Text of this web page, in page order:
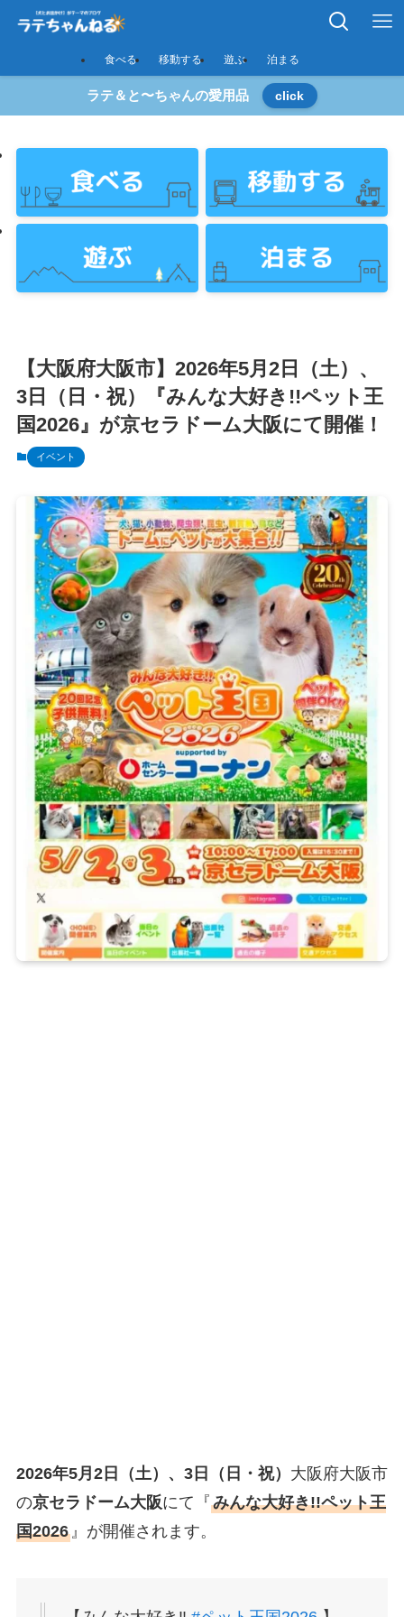
食べる 移動する 遊ぶ 泊まる
ラテ＆と〜ちゃんの愛用品 click
【大阪府大阪市】2026年5月2日（土）、
3日（日・祝）『みんな大好き!!ペット王
国2026』が京セラドーム大阪にて開催！
イベント
2026年5月2日（土）、3日（日・祝） 大阪府大阪市
の京セラドーム大阪にて『みんな大好き!!ペット王
国2026』が開催されます。